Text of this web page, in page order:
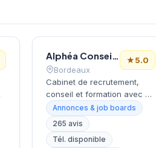
Alphéa Conseil Bordeaux
Bordeaux
★5.0
Cabinet de recrutement,
conseil et formation avec 30
agences en Europe. Recrute
environ 3 000 candidats par
an avec un délai moyen de
28 jours. Note Google 5.0/5
Annonces & job boards
265 avis
Tél. disponible